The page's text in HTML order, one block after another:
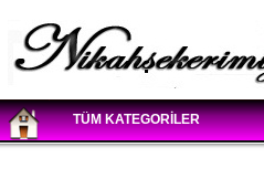
TÜM KATEGORİLER